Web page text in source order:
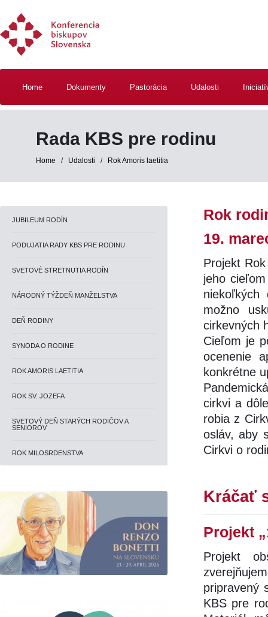
Home Dokumenty Pastorácia Udalosti
Rada KBS pre rodinu
Home / Udalosti / Rok Amoris laetitia
JUBILEUM RODÍN
PODUJATIA RADY KBS PRE RODINU
SVETOVÉ STRETNUTIA RODÍN
NÁRODNÝ TÝŽDEŇ MANŽELSTVA
DEŇ RODINY
SYNODA O RODINE
ROK AMORIS LAETITIA
ROK SV. JOZEFA
SVETOVÝ DEŇ STARÝCH RODIČOV A
SENIOROV
ROK MILOSRDENSTVA
Rok
19.
Projekt
jeho
niekoľkých
možno
cirkevných
Cieľom je
ocenenie
konkrétne
cirkvi a
robia z
osláv, aby
Cirkvi o
Kráčať
Projekt
Projekt
pripravený
KBS pre